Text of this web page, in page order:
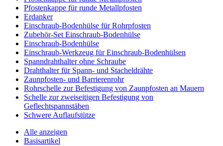
Pfostenkappe für runde Metallpfosten
Erdanker
Einschraub-Bodenhülse für Rohrpfosten
Zubehör-Set Einschraub-Bodenhülse
Einschraub-Bodenhülse
Einschraub-Werkzeug für Einschraub-Bodenhülsen
Spanndrahthalter ohne Schraube
Drahthalter für Spann- und Stacheldrähte
Zaunpfosten- und Barrierenrohr
Rohrschelle zur Befestigung von Zaunpfosten an Mauern
Schelle zur zweiseitigen Befestigung von
Geflechtspannstäben
Schwere Auflaufstütze
Alle anzeigen
Basisartikel